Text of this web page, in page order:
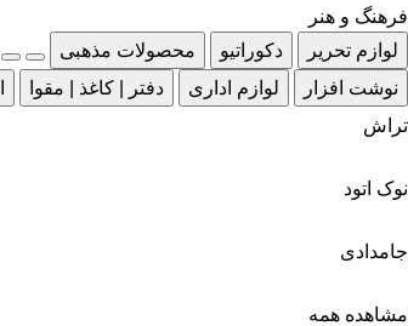
فرهنگ و هنر
لوازم تحریر
دکوراتیو
محصولات مذهبی
نوشت افزار
لوازم اداری دفتر | کاغذ | مقوا
تراش
نوک اتود
جامدادی
مشاهده همه